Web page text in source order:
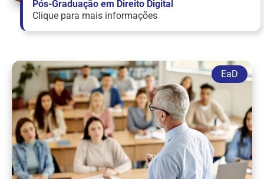
Pós-Graduação em Direito Digital
Clique para mais informações